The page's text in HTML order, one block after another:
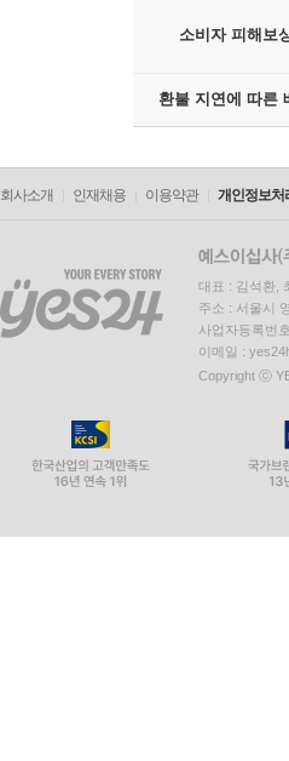
망라하여 13개의
소비자 피해보
환불 지연에 따른
회사소개 인재채용 이용약관 개인정보처
대표 : 김석환,
주소 : 서울시
사업자등록번
이메일 :
Copyright ⓒ